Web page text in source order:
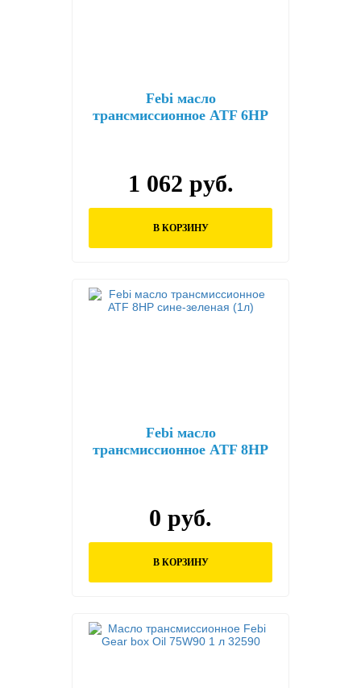
Febi масло
трансмиссионное ATF 6HP
1 062 руб.
В КОРЗИНУ
Febi масло
трансмиссионное ATF 8HP
0 руб.
В КОРЗИНУ